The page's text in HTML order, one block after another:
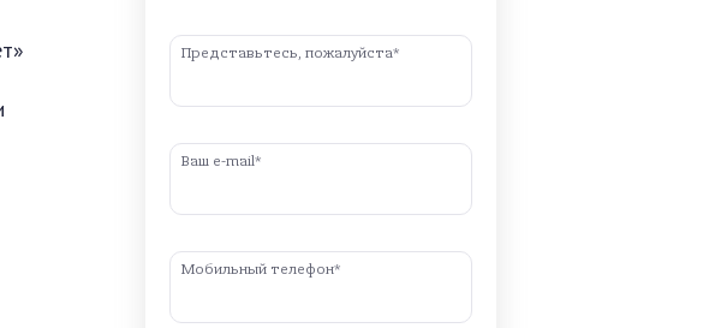
Представьтесь, пожалуйста*
Ваш e-mail*
Мобильный телефон*